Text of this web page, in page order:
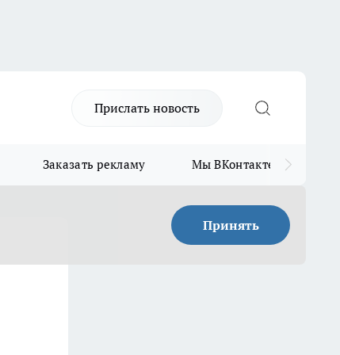
Прислать новость
Заказать рекламу Мы ВКонтакте
Принять